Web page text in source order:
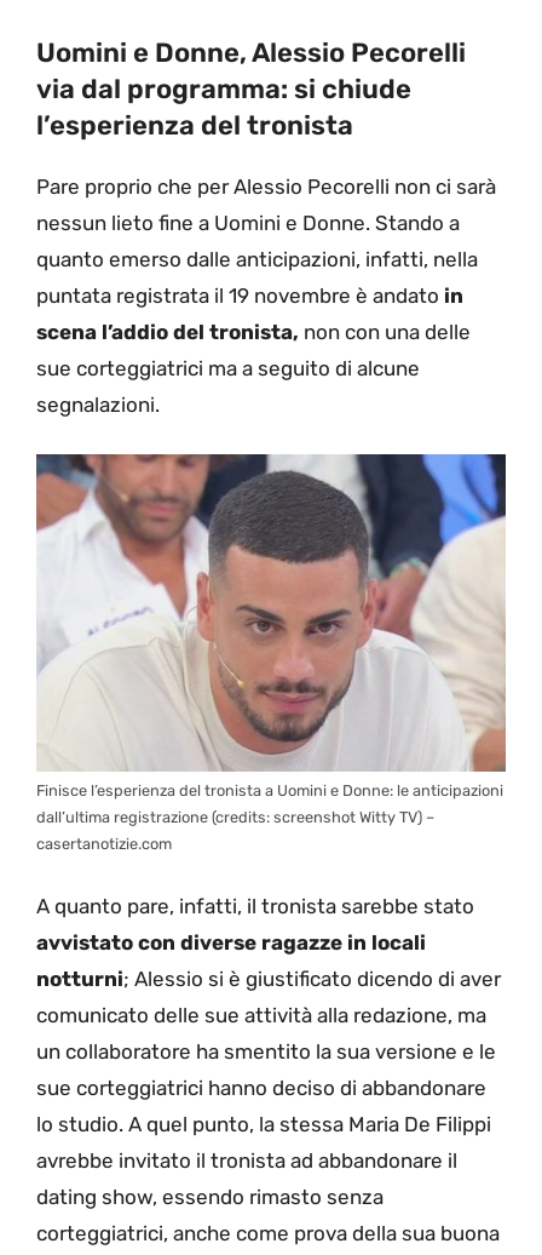
Uomini e Donne, Alessio Pecorelli
via dal programma: si chiude
l’esperienza del tronista
Pare proprio che per Alessio Pecorelli non ci sarà
nessun lieto fine a Uomini e Donne. Stando a
quanto emerso dalle anticipazioni, infatti, nella
puntata registrata il 19 novembre è andato in
scena l’addio del tronista, non con una delle
sue corteggiatrici ma a seguito di alcune
segnalazioni.
Finisce l’esperienza del tronista a Uomini e Donne: le anticipazioni
dall’ultima registrazione (credits: screenshot Witty TV) –
casertanotizie.com
A quanto pare, infatti, il tronista sarebbe stato
avvistato con diverse ragazze in locali
notturni; Alessio si è giustificato dicendo di aver
comunicato delle sue attività alla redazione, ma
un collaboratore ha smentito la sua versione e le
sue corteggiatrici hanno deciso di abbandonare
lo studio. A quel punto, la stessa Maria De Filippi
avrebbe invitato il tronista ad abbandonare il
dating show, essendo rimasto senza
corteggiatrici, anche come prova della sua buona